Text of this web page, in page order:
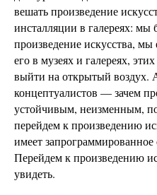
вешать произведение
инсталляции в галереях:
произведение искусства, мы
его в музеях и галереях,
выйти на открытый
концептуалистов — зачем
устойчивым, неизменным,
перейдем к произведению
имеет запрограммированное
Перейдем к произведению
увидеть.